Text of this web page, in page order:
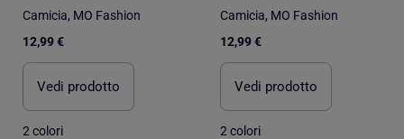
Camicia, MO Fashion
12,99 €
Vedi prodotto
2 colori
Camicia, MO Fashion
12,99 €
Vedi prodotto
2 colori